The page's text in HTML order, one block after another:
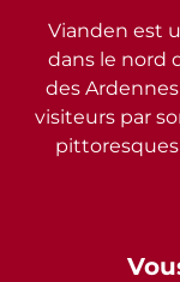
Vianden est
dans le nord
des
visiteurs par